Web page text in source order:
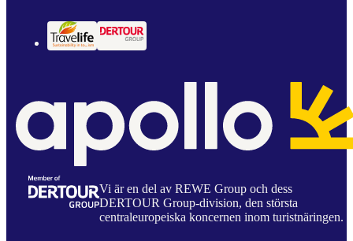
Vi är en del av REWE Group och dess
DERTOUR Group-division, den största
centraleuropeiska koncernen inom turistnäringen.